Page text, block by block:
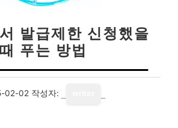
발급제한 신청했을
때 푸는 방법
02-02 작성자: